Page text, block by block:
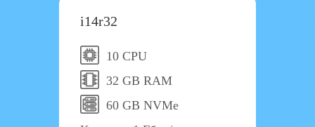
i14r32
10 CPU
32 GB RAM
60 GB NVMe